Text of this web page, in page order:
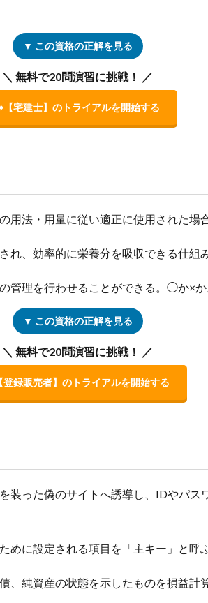
▼ この資格の正解を見る
＼ 無料で20問演習に挑戦！ ／
宅建士】のトライアルを開始する
用法・用量に従い適正に使用された場
れ、効率的に栄養分を吸収できる仕組
管理を行わせることができる。◯か×か
▼ この資格の正解を見る
＼ 無料で20問演習に挑戦！ ／
録販売者】のトライアルを開始する
装った偽のサイトへ誘導し、IDやパ
めに設定される項目を「主キー」と呼
、純資産の状態を示したものを損益計